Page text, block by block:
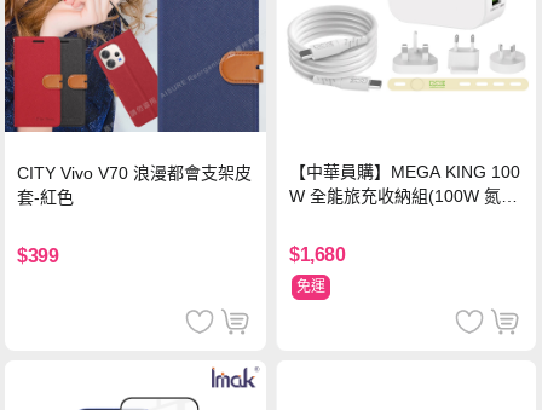
CITY Vivo V70 浪漫都會支架皮
套-紅色
$399
【中華員購】MEGA KING 100
W 全能旅充收納組(100W 氮化
萬國轉接器)
$1,680
免運